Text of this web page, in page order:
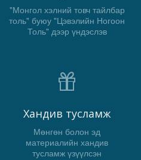
"Монгол хэлний товч тайлбар
толь" буюу "Цэвэлийн Ногоон
Толь" дээр үндэслэв
Хандив тусламж
Мөнгөн болон эд
материалийн хандив
тусламж үзүүлсэн